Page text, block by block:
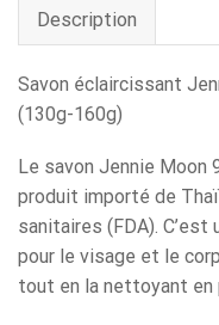
Description
Savon éclaircissant
(130g-160g)
Le savon Jennie
produit importé de
sanitaires (FDA). C’est
pour le visage et le
tout en la nettoyant en